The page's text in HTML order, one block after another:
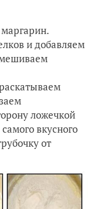
и добавляем
ложечкой
вкусного
от